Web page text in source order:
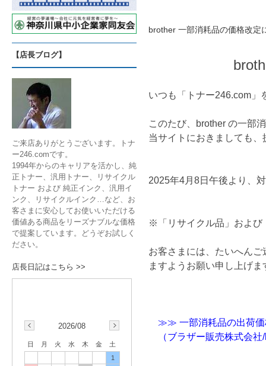
brother 一部消耗品の価格改定
いつも「トナー246.com」
このたび、brother の一部
当サイトにおきましても
2025年4月8日午後より、
※「リサイクル品」および
お客さまには、たいへん
ますようお願い申し上げま
≫≫ 一部消耗品の出荷価
（ブラザー販売株式会社/
【店長ブログ】
ご来店ありがとうございます。トナ
ー246.comです。
1994年からのキャリアを活かし、純
正トナー、汎用トナー、リサイクル
トナー および 純正インク、汎用イ
ンク、リサイクルインク…など、お
客さまに安心してお使いいただける
価値ある商品をリーズナブルな価格
で提案しています。どうぞお試しく
ださい。
店長日記はこちら >>
2026/08
日 月 火 水 木 金
土
1